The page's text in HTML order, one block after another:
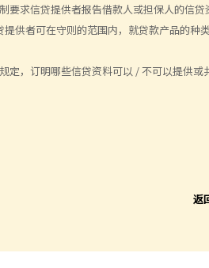
要求信贷提供者报告借款人或担保人的信
供者可在守则的范围内，就贷款产品的种
定，订明哪些信贷资料可以 / 不可以提供
返